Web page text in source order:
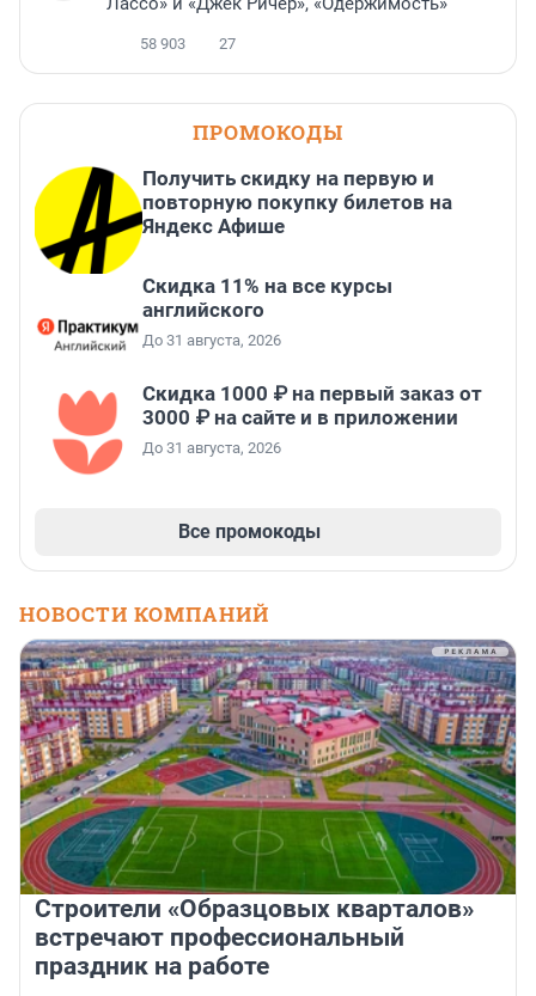
58 903 27
ПРОМОКОДЫ
Получить скидку на первую и
повторную покупку билетов на
Яндекс Афише
Скидка 11% на все курсы
английского
До 31 августа, 2026
Скидка 1000 ₽ на первый заказ от
3000 ₽ на сайте и в приложении
До 31 августа, 2026
Все промокоды
НОВОСТИ КОМПАНИЙ
Строители «Образцовых кварталов»
встречают профессиональный
праздник на работе